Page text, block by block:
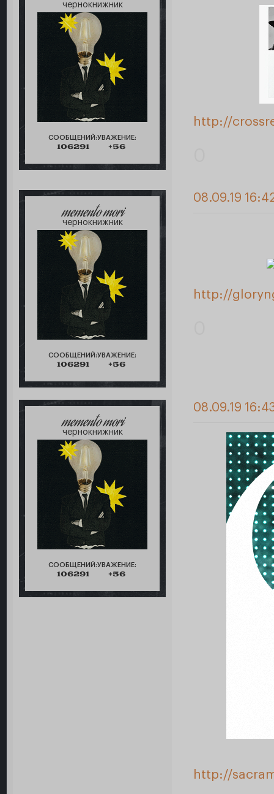
чернокнижник
СООБЩЕНИЙ:
106291
УВАЖЕНИЕ:
+56
http://
memento mori
чернокнижник
СООБЩЕНИЙ:
106291
УВАЖЕНИЕ:
+56
08.09.19
http://
memento mori
чернокнижник
СООБЩЕНИЙ:
106291
УВАЖЕНИЕ:
+56
08.09.19
http://